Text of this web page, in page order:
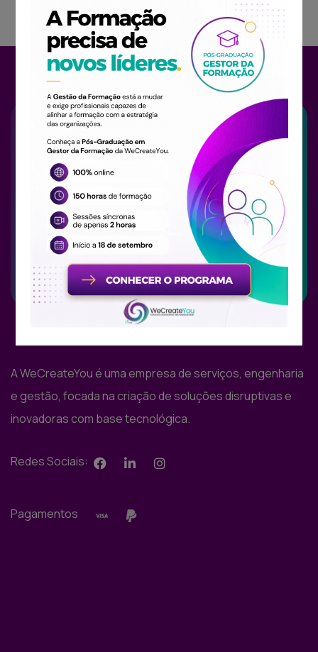
Morada
R. Junqueira de Cima 71,
4405-872, Vila Nova de Gaia
A WeCreateYou é uma empresa de serviços, engenharia
e gestão, focada na criação de soluções disruptivas e
inovadoras com base tecnológica.
Redes Sociais:
Pagamentos